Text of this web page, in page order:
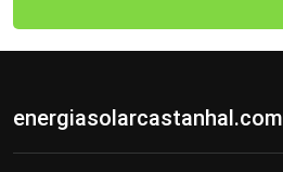
energiasolarcastanhal.com